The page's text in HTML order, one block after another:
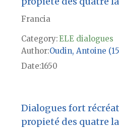
Francia
Category:ELE dialogues
Author Oudin, Antoine
Date1650
Dialogues fort
propieté des quatre